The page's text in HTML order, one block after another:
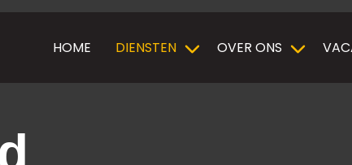
HOME DIENSTEN OVER ONS